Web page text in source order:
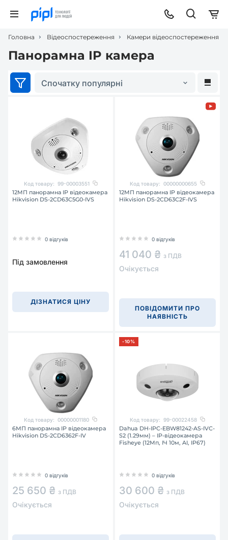
Головна Відеоспостереження Камери відеоспостереження
Панорамна IP камера
Спочатку популярні
Код товару: 99-00003551
12МП панорамна IP відеокамера
Hikvision DS-2CD63C5G0-IVS
0 відгуків
Під замовлення
ДІЗНАТИСЯ ЦІНУ
Код товару: 00000000655
12МП панорамна IP відеокамера
Hikvision DS-2CD63C2F-IVS
0 відгуків
41 040 ₴ з ПДВ
Очікується
ПОВІДОМИТИ ПРО
НАЯВНІСТЬ
Код товару: 00000001180
6МП панорамна IP відеокамера
Hikvision DS-2CD6362F-IV
0 відгуків
25 650 ₴ з ПДВ
Очікується
-10%
Код товару: 99-00022458
Dahua DH-IPC-EBW81242-AS-IVC-
S2 (1.29мм) – IP-відеокамера
Fisheye (12Мп, ІЧ 10м, AI, IP67)
0 відгуків
30 600 ₴ з ПДВ
Очікується